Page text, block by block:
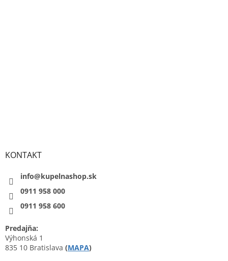
KONTAKT
info@kupelnashop.sk
0911 958 000
0911 958 600
Predajňa:
Výhonská 1
835 10 Bratislava (MAPA)